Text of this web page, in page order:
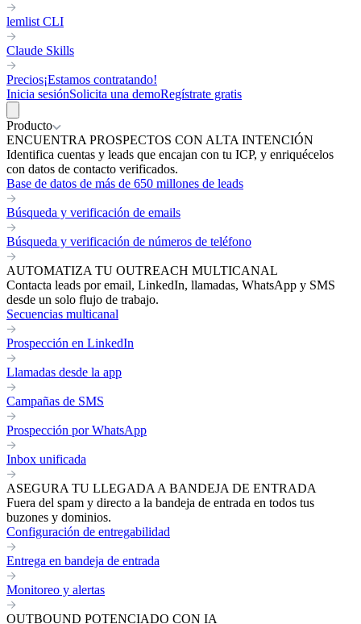
lemlist CLI
Claude Skills
Precios¡Estamos contratando!
Inicia sesiónSolicita una demoRegístrate gratis
Producto
ENCUENTRA PROSPECTOS CON ALTA INTENCIÓN
Identifica cuentas y leads que encajan con tu ICP, y enriquécelos
con datos de contacto verificados.
Base de datos de más de 650 millones de leads
Búsqueda y verificación de emails
Búsqueda y verificación de números de teléfono
AUTOMATIZA TU OUTREACH MULTICANAL
Contacta leads por email, LinkedIn, llamadas, WhatsApp y SMS
desde un solo flujo de trabajo.
Secuencias multicanal
Prospección en LinkedIn
Llamadas desde la app
Campañas de SMS
Prospección por WhatsApp
Inbox unificada
ASEGURA TU LLEGADA A BANDEJA DE ENTRADA
Fuera del spam y directo a la bandeja de entrada en todos tus
buzones y dominios.
Configuración de entregabilidad
Entrega en bandeja de entrada
Monitoreo y alertas
OUTBOUND POTENCIADO CON IA